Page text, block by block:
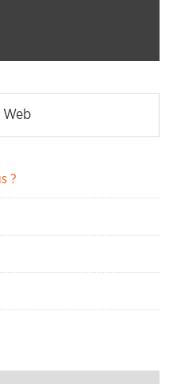
?